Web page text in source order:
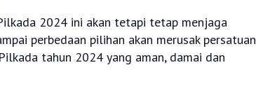
2024 ini akan tetapi tetap menjaga
perbedaan pilihan akan merusak persatuan
tahun 2024 yang aman, damai dan